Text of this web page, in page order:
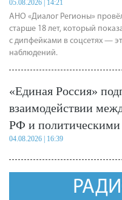
05.08.2026 | 14:21
АНО «Диалог Регионы»
старше 18 лет, который
с дипфейками в соцсетях —
наблюдений.
«Единая Россия»
взаимодействии
РФ и политическими
04.08.2026 | 16:39